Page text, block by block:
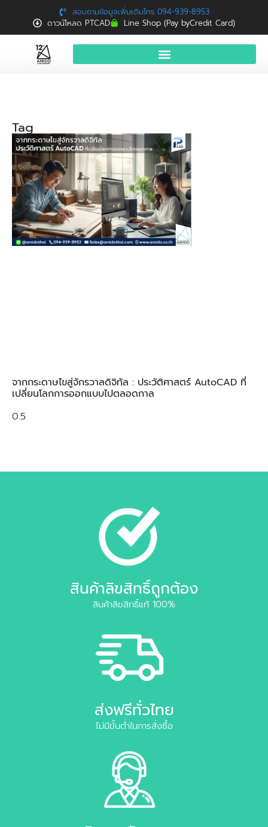
สอบถามข้อมูลเพิ่มเติมโทร 094-939-8953
ดาวน์โหลด PTCAD
Line Shop (Pay byCredit Card)
News
Download
ติดต่อเรา
Tag
จากกระดาษไขสู่จักรวาลดิจิทัล : ประวัติศาสตร์ AutoCAD ที่
เปลี่ยนโลกการออกแบบไปตลอดกาล
สินค้าลิขสิทธิ์ถูกต้อง
สินค้าลิขสิทธิ์แท้ 100%
ส่งฟรีทั่วไทย
ไม่มีขั้นต่ำในการสั่งซื้อ